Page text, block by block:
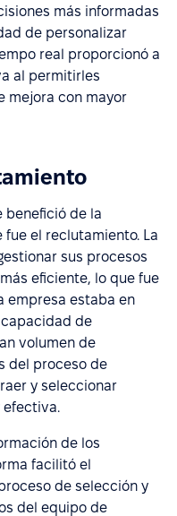
más informadas
de personalizar
real proporcionó a
al permitirles
mejora con mayor
benefició de la
el reclutamiento. La
sus procesos
eficiente, lo que fue
empresa estaba en
capacidad de
volumen de
del proceso de
y seleccionar
efectiva.
de los
facilitó el
de selección y
del equipo de